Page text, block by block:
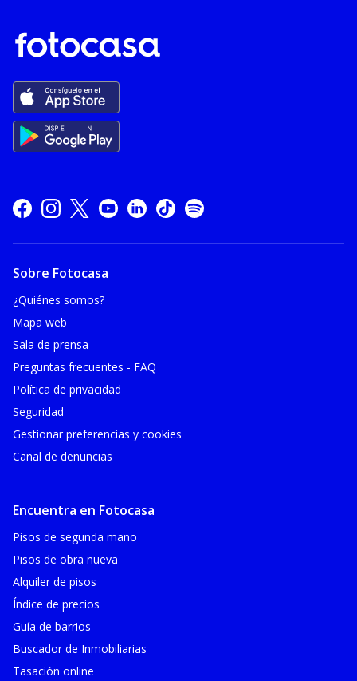
Sobre Fotocasa
¿Quiénes somos?
Mapa web
Sala de prensa
Preguntas frecuentes - FAQ
Política de privacidad
Seguridad
Gestionar preferencias y cookies
Canal de denuncias
Encuentra en Fotocasa
Pisos de segunda mano
Pisos de obra nueva
Alquiler de pisos
Índice de precios
Guía de barrios
Buscador de Inmobiliarias
Tasación online